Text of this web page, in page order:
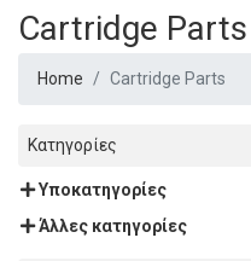
Cartridge Parts
Home Cartridge Parts
Κατηγορίες
Υποκατηγορίες
Άλλες κατηγορίες